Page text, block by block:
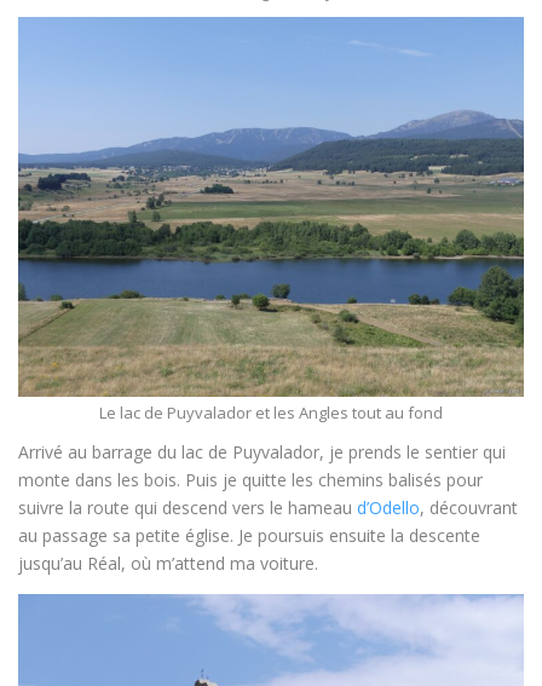
Le lac de Puyvalador et les Angles tout au fond
Arrivé au barrage du lac de Puyvalador, je prends le sentier qui
monte dans les bois. Puis je quitte les chemins balisés pour
suivre la route qui descend vers le hameau d’Odello, découvrant
au passage sa petite église. Je poursuis ensuite la descente
jusqu’au Réal, où m’attend ma voiture.